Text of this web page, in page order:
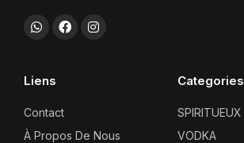
Liens
Contact
À Propos De Nous
Categories
SPIRITUEUX
VODKA